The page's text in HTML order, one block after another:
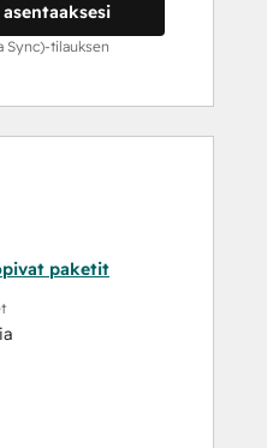
Sync)-tilauksen
paketit